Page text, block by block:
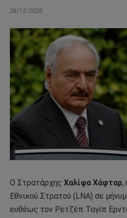
26/12/2020
Ο Στρατάρχης Χαλίφα Χάφταρ,
Εθνικού Στρατού (LNA) σε
ευθέως τον Ρετζέπ Ταγίπ